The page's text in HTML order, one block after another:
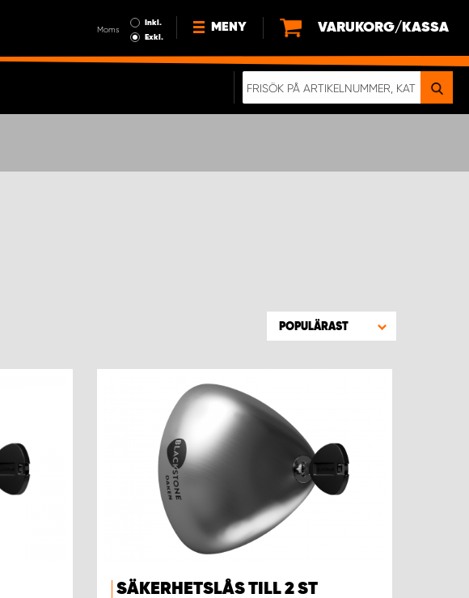
Moms
Inkl.
Exkl.
MENY
NYHETER
VARUKORG/KASSA
POPULÄRAST
SÄKERHETSLÅS TILL 2 ST